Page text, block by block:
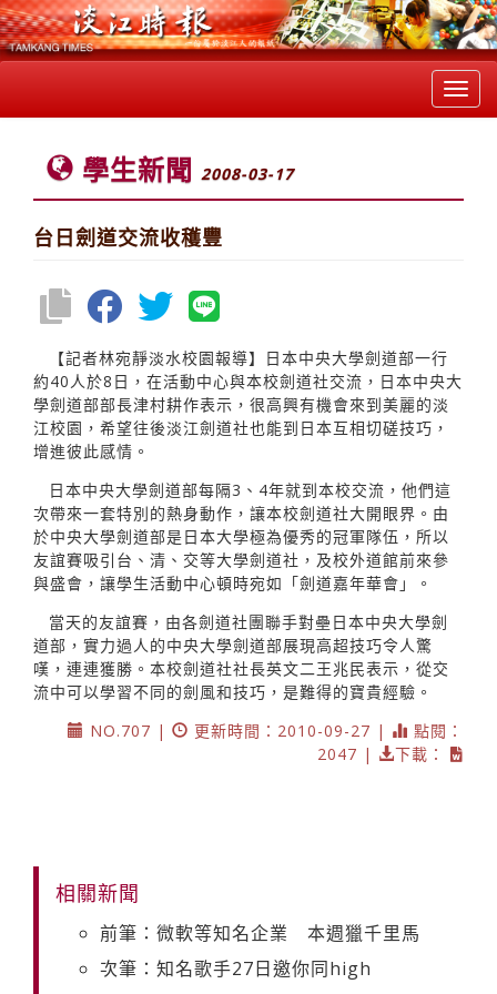
學生新聞 2008-03-17
台日劍道交流收穫豐
【記者林宛靜淡水校園報導】日本中央大學劍道部一行
約40人於8日，在活動中心與本校劍道社交流，日本中央大
學劍道部部長津村耕作表示，很高興有機會來到美麗的淡
江校園，希望往後淡江劍道社也能到日本互相切磋技巧，
增進彼此感情。
日本中央大學劍道部每隔3、4年就到本校交流，他們這
次帶來一套特別的熱身動作，讓本校劍道社大開眼界。由
於中央大學劍道部是日本大學極為優秀的冠軍隊伍，所以
友誼賽吸引台、清、交等大學劍道社，及校外道館前來參
與盛會，讓學生活動中心頓時宛如「劍道嘉年華會」。
當天的友誼賽，由各劍道社團聯手對壘日本中央大學劍
道部，實力過人的中央大學劍道部展現高超技巧令人驚
嘆，連連獲勝。本校劍道社社長英文二王兆民表示，從交
流中可以學習不同的劍風和技巧，是難得的寶貴經驗。
NO.707 |
更新時間：2010-09-27 |
點閱：
2047 |
下載：
相關新聞
前筆：微軟等知名企業 本週獵千里馬
次筆：知名歌手27日邀你同high